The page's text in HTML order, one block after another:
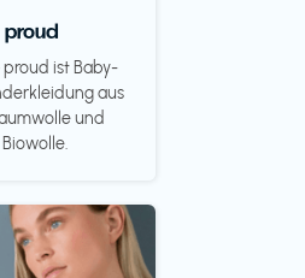
proud ist Baby-
aus
und
Biowolle.